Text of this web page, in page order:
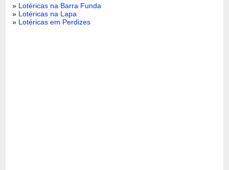
» Lotéricas na Barra Funda
» Lotéricas na Lapa
» Lotéricas em Perdizes